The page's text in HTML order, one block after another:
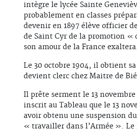
intègre le lycée Sainte
probablement en classes
devenir en 1897 élève officier
de Saint Cyr de la promotion «
son amour de la France
Le 30 octobre 1904, il obtient
devient clerc chez Maitre de
Il prête serment le 13 novembre
inscrit au Tableau que le 13
avoir obtenu une suspension
« travailler dans l’Armée ». Le